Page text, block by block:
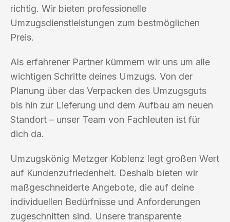
richtig. Wir bieten professionelle
Umzugsdienstleistungen zum bestmöglichen
Preis.
Als erfahrener Partner kümmern wir uns um alle
wichtigen Schritte deines Umzugs. Von der
Planung über das Verpacken des Umzugsguts
bis hin zur Lieferung und dem Aufbau am neuen
Standort – unser Team von Fachleuten ist für
dich da.
Umzugskönig Metzger Koblenz legt großen Wert
auf Kundenzufriedenheit. Deshalb bieten wir
maßgeschneiderte Angebote, die auf deine
individuellen Bedürfnisse und Anforderungen
zugeschnitten sind. Unsere transparente